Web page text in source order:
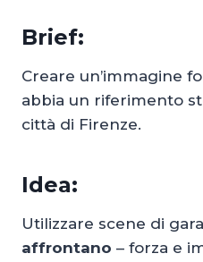
Brief:
Creare un’immagine
abbia un riferimento
città di Firenze.
Idea:
Utilizzare scene di
affrontano – forza e